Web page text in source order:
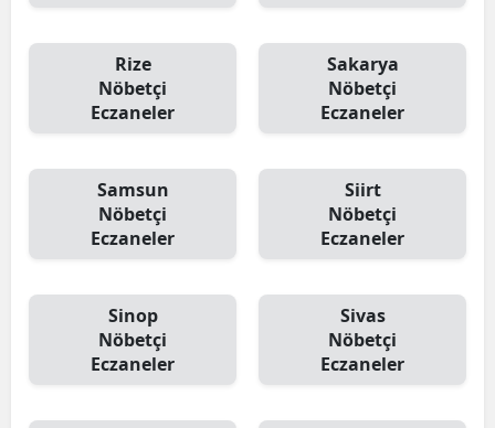
Rize
Nöbetçi
Eczaneler
Sakarya
Nöbetçi
Eczaneler
Samsun
Nöbetçi
Eczaneler
Siirt
Nöbetçi
Eczaneler
Sinop
Nöbetçi
Eczaneler
Sivas
Nöbetçi
Eczaneler